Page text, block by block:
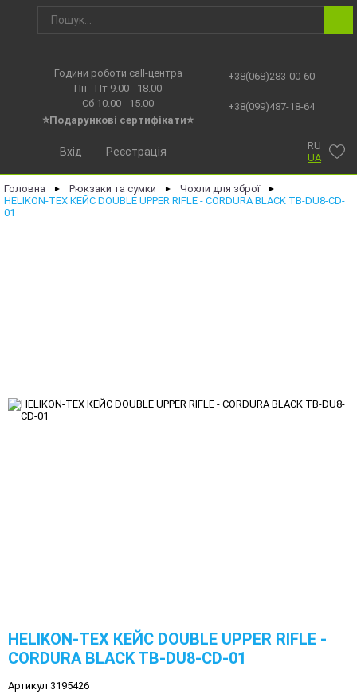
Години роботи call-центра
Пн - Пт 9.00 - 18.00
Сб 10.00 - 15.00
⭐Подарункові сертифікати⭐
+38(068)283-00-60
+38(099)487-18-64
RU
UA
Вхід Реєстрація
Головна ► Рюкзаки та сумки ► Чохли для зброї ►
HELIKON-TEX КЕЙС DOUBLE UPPER RIFLE - CORDURA BLACK TB-DU8-CD-
01
HELIKON-TEX КЕЙС DOUBLE UPPER RIFLE -
CORDURA BLACK TB-DU8-CD-01
Артикул 3195426